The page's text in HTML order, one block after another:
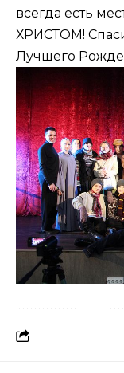
всегда есть
ХРИСТОМ!
Лучшего